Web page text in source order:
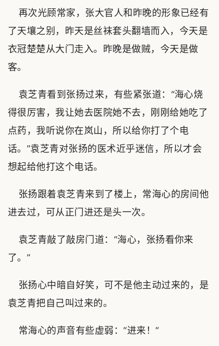
再次光顾常家，张大官人和昨晚的形象已经有
了天壤之别，昨天是丝袜套头翻墙而入，今天是
衣冠楚楚从大门走入。昨晚是做贼，今天是做
客。
袁芝青看到张扬过来，有些紧张道：“海心烧
得很厉害，我让她去医院她不去，刚刚给她吃了
点药，我听说你在岚山，所以给你打了个电
话。”袁芝青对张扬的医术近乎迷信，所以才会
想起给他打这个电话。
张扬跟着袁芝青来到了楼上，常海心的房间他
进去过，可从正门进还是头一次。
袁芝青敲了敲房门道：“海心，张扬看你来
了。”
张扬心中暗自好笑，可不是他主动过来的，是
袁芝青把自己叫过来的。
常海心的声音有些虚弱：“进来！”